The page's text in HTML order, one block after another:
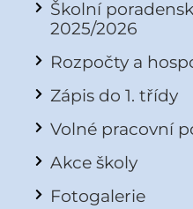
Školní
2025/2026
Rozpočty a
Zápis do 1. třídy
Volné pracovní
Akce školy
Fotogalerie